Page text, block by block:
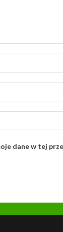
dane w tej